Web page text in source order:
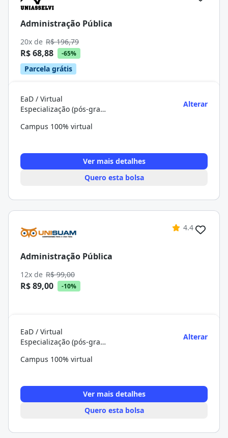
Administração Pública
20x de R$ 196,79
R$ 68,88 -65%
Parcela grátis
EaD / Virtual
Especialização (pós-graduação)
Alterar
Campus 100% virtual
Ver mais detalhes
Quero esta bolsa
4.4
Administração Pública
12x de R$ 99,00
R$ 89,00 -10%
EaD / Virtual
Especialização (pós-graduação)
Alterar
Campus 100% virtual
Ver mais detalhes
Quero esta bolsa